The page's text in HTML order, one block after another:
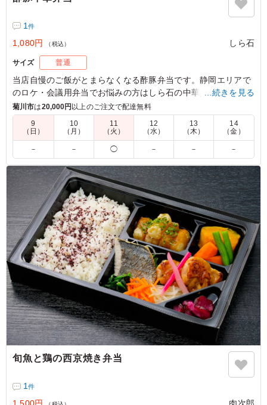
1件
1,080円 （税込） しら石
サイズ 普通
当店自慢のご飯がとまらなくなる酢豚弁当です。静岡エリアで
のロケ・会議用弁当でお悩みの方はしら石の中華弁当をお試し
ください。
5.0
なぜか？不人気だった。ボリューム不足か？野菜の種類
か？ 写真を掲示して選べる環境にしておいた。結果で
す。 残さず食べていたので良いと思います。種類がもう
少し増えると嬉しいかも。
ご利用シーン：会食・接待›会食
静岡県静岡市葵区黒金町2026/03/14
…続きを見る
菊川市は20,000円以上のご注文で配達無料
9
（日）
10
（月）
11
（火）
12
（水）
13
（木）
14
（金）
－ － ◯ － － －
旬魚と鶏の西京焼き弁当
1件